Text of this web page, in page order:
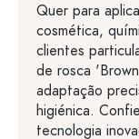
Quer para
cosmética,
clientes
de rosca
adaptação
higiénica.
tecnologia